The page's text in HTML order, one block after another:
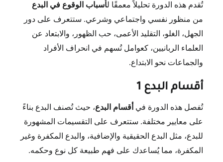
تُقدم هذه الدورة تحليلاً معمقًا لأسباب الوقوع في البدع
من منظور نفسي واجتماعي وشرعي. ستتعرف على دور
الجهل، الغلو، التقليد الأعمى، حب الظهور، والابتعاد عن
العلماء الربانيين، كعوامل تُسهم في انحراف الأفراد
والجماعات نحو الابتداع.
أقسام البدع 1
تُفصل هذه الدورة في أقسام البدع، حيث تُصنف البدع بناءً
على معايير مختلفة. ستتعرف على التقسيمات المشهورة
للبدع، مثل البدع الحقيقية والإضافية، والبدع المكفرة وغير
المكفرة، مما يُساعدك على فهم طبيعة كل نوع وحكمه.